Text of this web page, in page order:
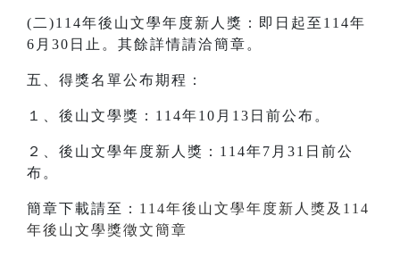
(二)114年後山文學年度新人獎：即日起至114年
6月30日止。其餘詳情請洽簡章。
五、得獎名單公布期程：
１、後山文學獎：114年10月13日前公布。
２、後山文學年度新人獎：114年7月31日前公
布。
簡章下載請至： 114年後山文學年度新人獎及114
年後山文學獎徵文簡章